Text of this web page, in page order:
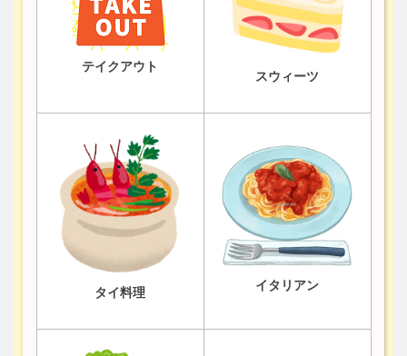
テイクアウト
スウィーツ
タイ料理
イタリアン